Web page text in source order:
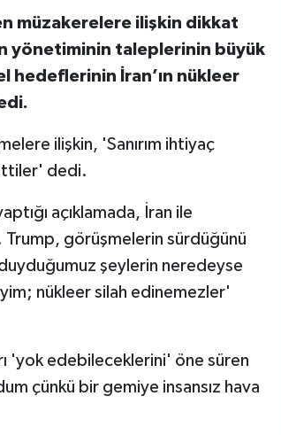
müzakerelere ilişkin dikkat
yönetiminin taleplerinin büyük
hedeflerinin İran’ın nükleer
ilişkin, 'Sanırım ihtiyaç
dedi.
açıklamada, İran ile
görüşmelerin sürdüğünü
şeylerin neredeyse
nükleer silah edinemezler'
'yok edebileceklerini' öne süren
çünkü bir gemiye insansız hava